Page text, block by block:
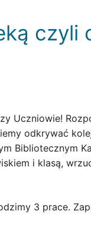
czyli
Uczniowie!
odkrywać
Bibliotecznym
i klasą,
3 prace.